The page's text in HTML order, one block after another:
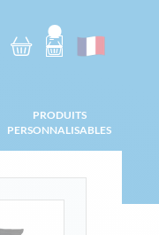
PRODUITS
PERSONNALISABLES